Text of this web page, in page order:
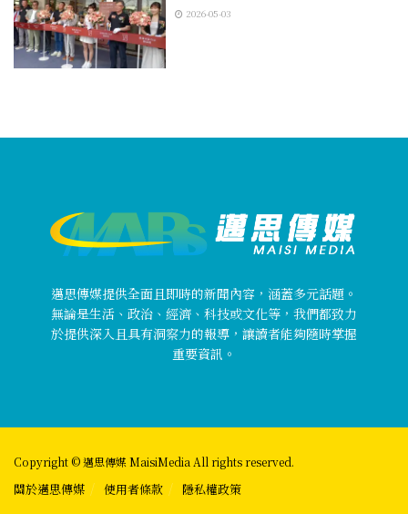
2026-05-03
邁思傳媒提供全面且即時的新聞內容，涵蓋多元話題。
無論是生活、政治、經濟、科技或文化等，我們都致力
於提供深入且具有洞察力的報導，讓讀者能夠隨時掌握
重要資訊。
Copyright © 邁思傳媒 MaisiMedia All rights reserved.
關於邁思傳媒 使用者條款 隱私權政策